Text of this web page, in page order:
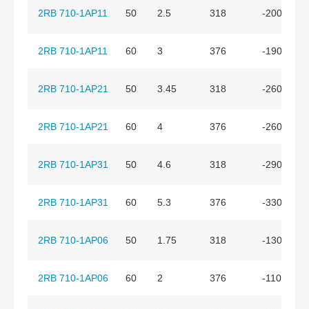
2RB 710-1AP11 50 2.5 318 -200
2RB 710-1AP11 60 3 376 -190
2RB 710-1AP21 50 3.45 318 -260
2RB 710-1AP21 60 4 376 -260
2RB 710-1AP31 50 4.6 318 -290
2RB 710-1AP31 60 5.3 376 -330
2RB 710-1AP06 50 1.75 318 -130
2RB 710-1AP06 60 2 376 -110